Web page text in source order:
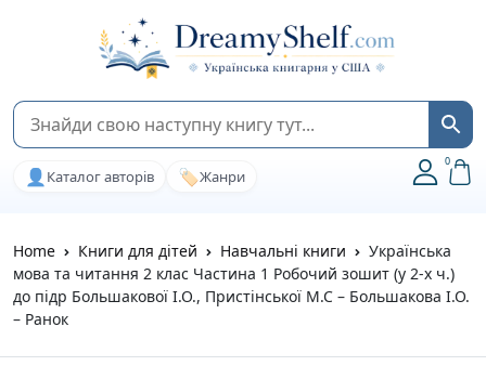
👤 Каталог авторів 🏷️Жанри
0
Home Книги для дітей Навчальні книги
Українська
мова та читання 2 клас Частина 1 Робочий зошит (у 2-х ч.)
до підр Большакової І.О., Пристінської М.С – Большакова І.О.
– Ранок